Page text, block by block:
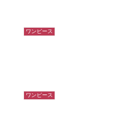
ワンピース
ワンピース